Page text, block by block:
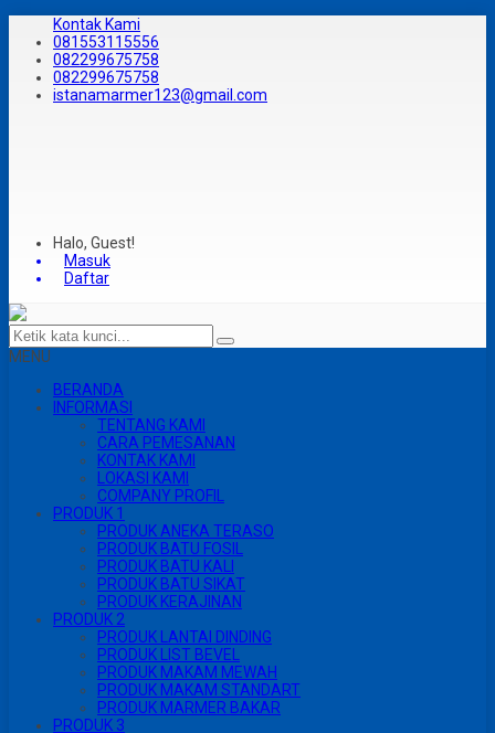
Kontak Kami
081553115556
082299675758
082299675758
istanamarmer123@gmail.com
Halo, Guest!
Masuk
Daftar
MENU
BERANDA
INFORMASI
TENTANG KAMI
CARA PEMESANAN
KONTAK KAMI
LOKASI KAMI
COMPANY PROFIL
PRODUK 1
PRODUK ANEKA TERASO
PRODUK BATU FOSIL
PRODUK BATU KALI
PRODUK BATU SIKAT
PRODUK KERAJINAN
PRODUK 2
PRODUK LANTAI DINDING
PRODUK LIST BEVEL
PRODUK MAKAM MEWAH
PRODUK MAKAM STANDART
PRODUK MARMER BAKAR
PRODUK 3